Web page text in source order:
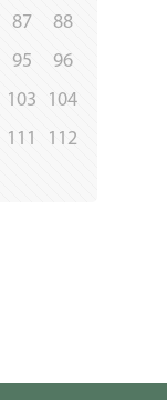
87
88
95
96
103
104
111
112